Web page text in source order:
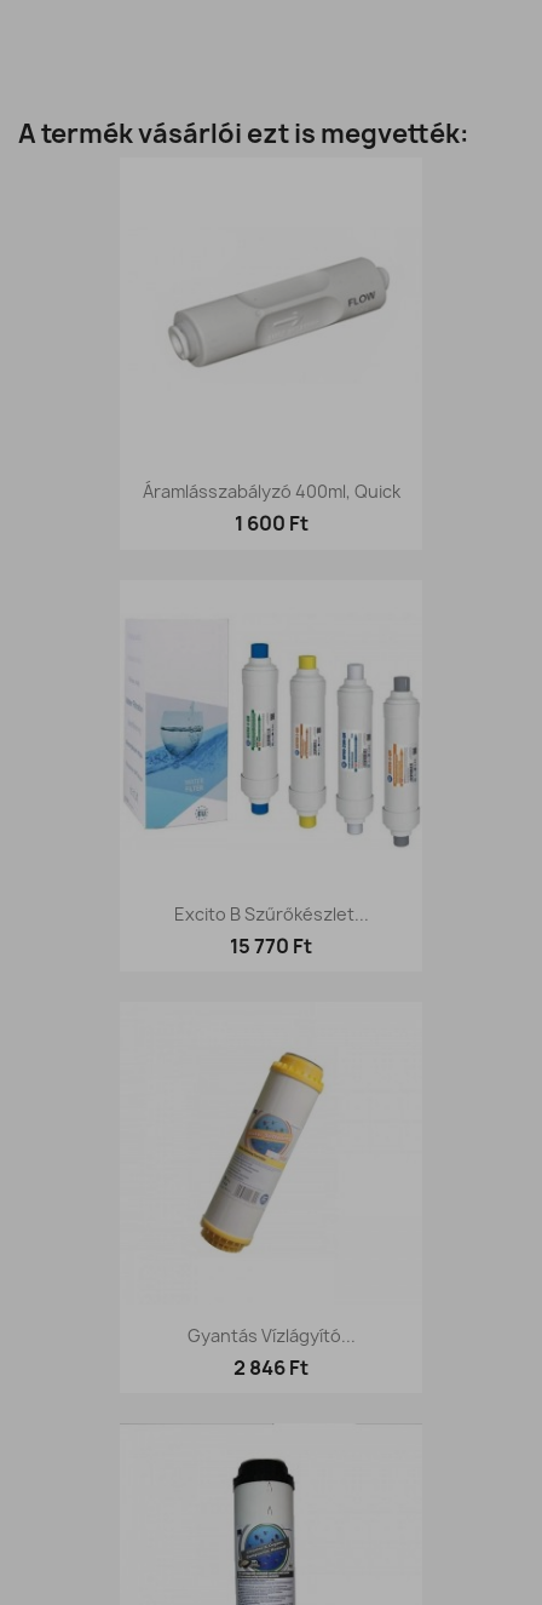
A termék vásárlói ezt is megvették:
Áramlásszabályzó 400ml, Quick
1 600 Ft
Excito B Szűrőkészlet...
15 770 Ft
Gyantás Vízlágyító...
2 846 Ft